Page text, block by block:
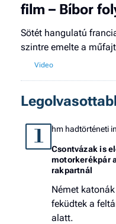
film – Bíbor
Sötét hangulatú
szintre emelte a
1 hm hadtörténeti
Csontvázak is
motorkerékpár
rakpartnál
Német
feküdtek a
alatt.